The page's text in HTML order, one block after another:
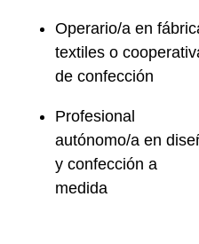
Operario/a en
textiles o
de confección
Profesional
autónomo/a en
y confección a
medida